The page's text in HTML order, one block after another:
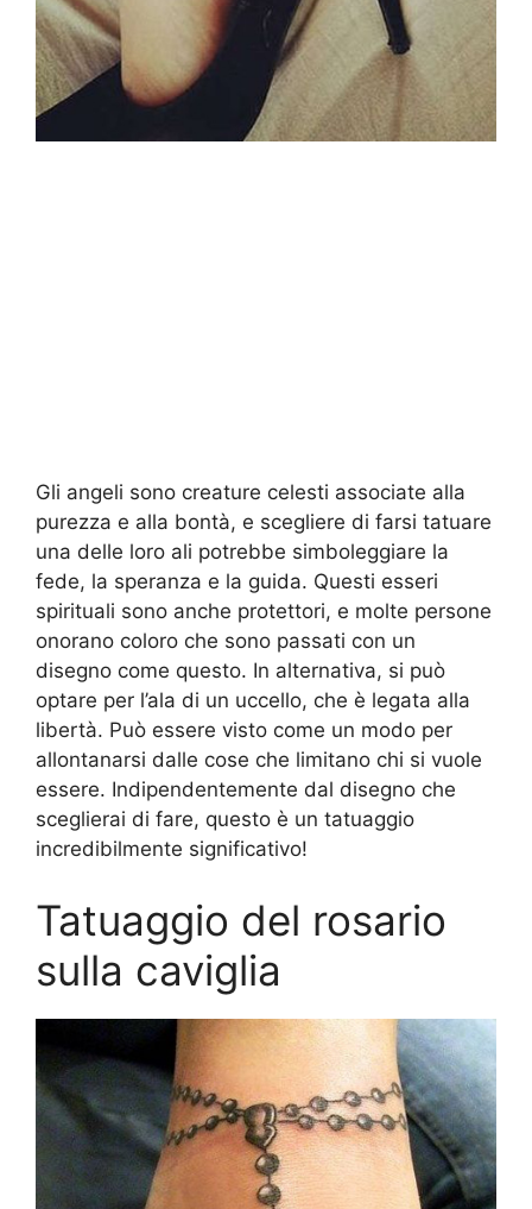
Gli angeli sono creature celesti associate alla
purezza e alla bontà, e scegliere di farsi tatuare
una delle loro ali potrebbe simboleggiare la
fede, la speranza e la guida. Questi esseri
spirituali sono anche protettori, e molte persone
onorano coloro che sono passati con un
disegno come questo. In alternativa, si può
optare per l’ala di un uccello, che è legata alla
libertà. Può essere visto come un modo per
allontanarsi dalle cose che limitano chi si vuole
essere. Indipendentemente dal disegno che
sceglierai di fare, questo è un tatuaggio
incredibilmente significativo!
Tatuaggio del rosario
sulla caviglia